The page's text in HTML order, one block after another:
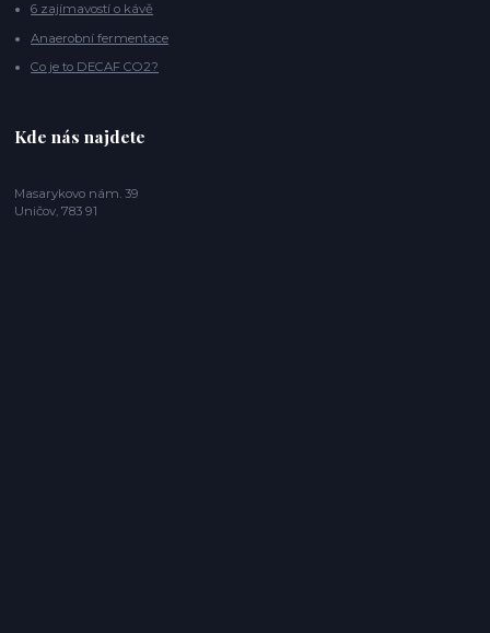
6 zajímavostí o kávě
Anaerobní fermentace
Co je to DECAF CO2?
Kde nás najdete
Masarykovo nám. 39
Uničov, 783 91